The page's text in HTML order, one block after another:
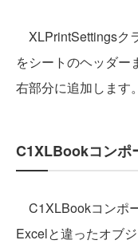
XLPrintSettingsク
をシートのヘッダー
右部分に追加します。
C1XLBookコンポ
C1XLBookコンポ
Excelと違ったオブ